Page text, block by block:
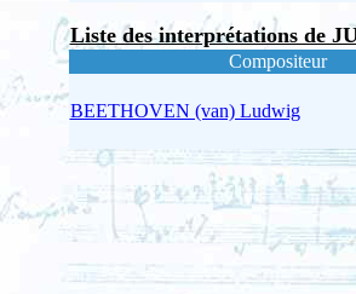
Liste des interprétations de
Compositeur
BEETHOVEN (van) Ludwig